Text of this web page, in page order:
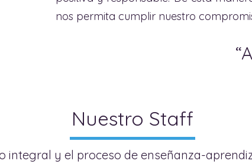
nos permita cumplir nuestro
Nuestro Staff
y el proceso de enseñanza-